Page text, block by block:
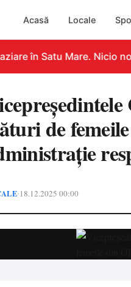
Acasă Locale
în Satu Mare. Nicio
de
•18.12.2025 00:00